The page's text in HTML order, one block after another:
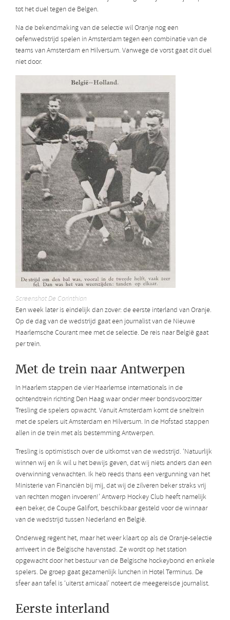
tot het duel tegen de Belgen.
Na de bekendmaking van de selectie wil Oranje nog een
oefenwedstrijd spelen in Amsterdam tegen een combinatie van de
teams van Amsterdam en Hilversum. Vanwege de vorst gaat dit duel
niet door.
Screenshot De Corinthian
Een week later is eindelijk dan zover: de eerste interland van Oranje.
Op de dag van de wedstrijd gaat een journalist van de Nieuwe
Haarlemsche Courant mee met de selectie. De reis naar België gaat
per trein.
Met de trein naar Antwerpen
In Haarlem stappen de vier Haarlemse internationals in de
ochtendtrein richting Den Haag waar onder meer bondsvoorzitter
Tresling de spelers opwacht. Vanuit Amsterdam komt de sneltrein
met de spelers uit Amsterdam en Hilversum. In de Hofstad stappen
allen in de trein met als bestemming Antwerpen.
Tresling is optimistisch over de uitkomst van de wedstrijd. ‘Natuurlijk
winnen wij en ik wil u het bewijs geven, dat wij niets anders dan een
overwinning verwachten. Ik heb reeds thans een vergunning van het
Ministerie van Financiën bij mij, dat wij de zilveren beker straks vrij
van rechten mogen invoeren!’ Antwerp Hockey Club heeft namelijk
een beker, de Coupe Galifort, beschikbaar gesteld voor de winnaar
van de wedstrijd tussen Nederland en België.
Onderweg regent het, maar het weer klaart op als de Oranje-selectie
arriveert in de Belgische havenstad. Ze wordt op het station
opgewacht door het bestuur van de Belgische hockeybond en enkele
spelers. De groep gaat gezamenlijk lunchen in Hotel Terminus. De
sfeer aan tafel is ‘uiterst amicaal’ noteert de meegereisde journalist.
Eerste interland